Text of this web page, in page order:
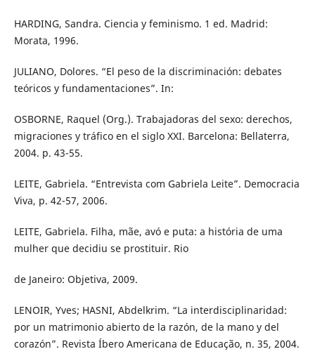
HARDING, Sandra. Ciencia y feminismo. 1 ed. Madrid:
Morata, 1996.
JULIANO, Dolores. “El peso de la discriminación: debates
teóricos y fundamentaciones”. In:
OSBORNE, Raquel (Org.). Trabajadoras del sexo: derechos,
migraciones y tráfico en el siglo XXI. Barcelona: Bellaterra,
2004. p. 43-55.
LEITE, Gabriela. “Entrevista com Gabriela Leite”. Democracia
Viva, p. 42-57, 2006.
LEITE, Gabriela. Filha, mãe, avó e puta: a história de uma
mulher que decidiu se prostituir. Rio
de Janeiro: Objetiva, 2009.
LENOIR, Yves; HASNI, Abdelkrim. “La interdisciplinaridad:
por un matrimonio abierto de la razón, de la mano y del
corazón”. Revista Íbero Americana de Educação, n. 35, 2004.